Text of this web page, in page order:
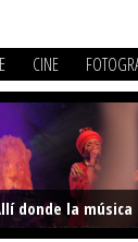
CINE
donde la